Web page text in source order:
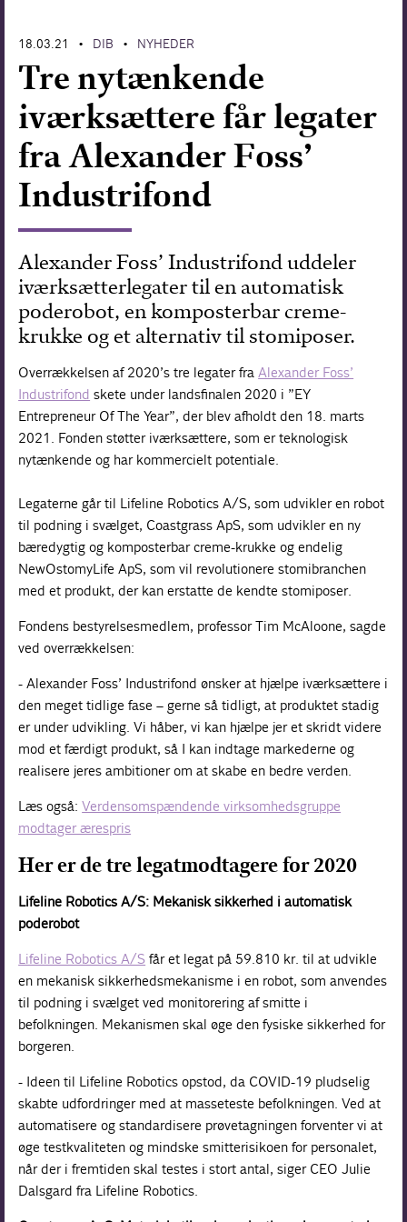
18.03.21 • DIB • NYHEDER
Tre nytænkende
iværksættere får legater
fra Alexander Foss’
Industrifond
Alexander Foss’ Industrifond uddeler
iværksætterlegater til en automatisk
poderobot, en komposterbar creme-
krukke og et alternativ til stomiposer.
Overrækkelsen af 2020’s tre legater fra Alexander Foss’
Industrifond skete under landsfinalen 2020 i ”EY
Entrepreneur Of The Year”, der blev afholdt den 18. marts
2021. Fonden støtter iværksættere, som er teknologisk
nytænkende og har kommercielt potentiale.
Legaterne går til Lifeline Robotics A/S, som udvikler en robot
til podning i svælget, Coastgrass ApS, som udvikler en ny
bæredygtig og komposterbar creme-krukke og endelig
NewOstomyLife ApS, som vil revolutionere stomibranchen
med et produkt, der kan erstatte de kendte stomiposer.
Fondens bestyrelsesmedlem, professor Tim McAloone, sagde
ved overrækkelsen:
- Alexander Foss’ Industrifond ønsker at hjælpe iværksættere i
den meget tidlige fase – gerne så tidligt, at produktet stadig
er under udvikling. Vi håber, vi kan hjælpe jer et skridt videre
mod et færdigt produkt, så I kan indtage markederne og
realisere jeres ambitioner om at skabe en bedre verden.
Læs også:Verdensomspændende virksomhedsgruppe
modtager ærespris
Her er de tre legatmodtagere for 2020
Lifeline Robotics A/S: Mekanisk sikkerhed i automatisk
poderobot
Lifeline Robotics A/S får et legat på 59.810 kr. til at udvikle
en mekanisk sikkerhedsmekanisme i en robot, som anvendes
til podning i svælget ved monitorering af smitte i
befolkningen. Mekanismen skal øge den fysiske sikkerhed for
borgeren.
- Ideen til Lifeline Robotics opstod, da COVID-19 pludselig
skabte udfordringer med at masseteste befolkningen. Ved at
automatisere og standardisere prøvetagningen forventer vi at
øge testkvaliteten og mindske smitterisikoen for personalet,
når der i fremtiden skal testes i stort antal, siger CEO Julie
Dalsgard fra Lifeline Robotics.